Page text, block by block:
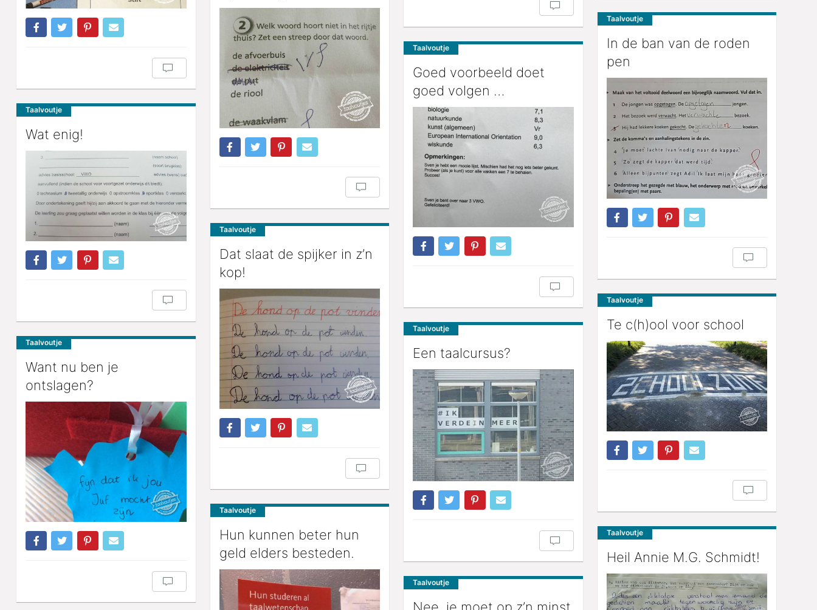
Taalvoutje
In de ban van de roden
pen
Taalvoutje
Goed voorbeeld doet
goed volgen …
Taalvoutje
Wat enig!
Taalvoutje
Dat slaat de spijker in z’n
kop!
Taalvoutje
Te c(h)ool voor school
Taalvoutje
Een taalcursus?
Taalvoutje
Want nu ben je
ontslagen?
Taalvoutje
Hun kunnen beter hun
geld elders besteden.
Taalvoutje
Heil Annie M.G. Schmidt!
Taalvoutje